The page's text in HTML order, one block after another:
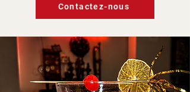
Contactez-nous